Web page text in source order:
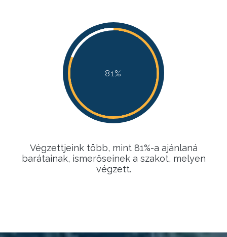
81%
81%
81%
81%
Végzettjeink több, mint 81%-a ajánlaná
barátainak, ismerőseinek a szakot, melyen
végzett.